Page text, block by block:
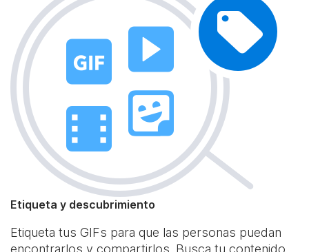
Etiqueta y descubrimiento
Etiqueta tus GIFs para que las personas puedan
encontrarlos y compartirlos. Busca tu contenido